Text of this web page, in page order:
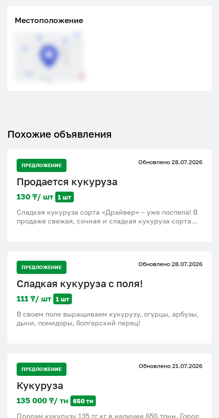
Местоположение
Похожие объявления
ПРЕДЛОЖЕНИЕ Обновлено 28.07.2026
Продается кукуруза
130 ₸/ шт 1 шт
Сладкая кукуруза сорта «Драйвер» – уже поспела! В
продаже свежая, сочная и сладкая кукуруза сорта
опт. Звоните или пишите, чтобы оформить заказ.
Попробуйте вкус настоящей свежей кукурузы —
количество ограничено
ПРЕДЛОЖЕНИЕ Обновлено 28.07.2026
Сладкая кукуруза с поля!
111 ₸/ шт 1 шт
В своем поле выращиваем кукурузу, огурцы, арбузы,
дыни, помидоры, болгарский перец!
ПРЕДЛОЖЕНИЕ Обновлено 21.07.2026
Кукуруза
135 000 ₸/ тн 650 тн
Продам кукурузу 135 тг кг в наличии 650 тонн. Город